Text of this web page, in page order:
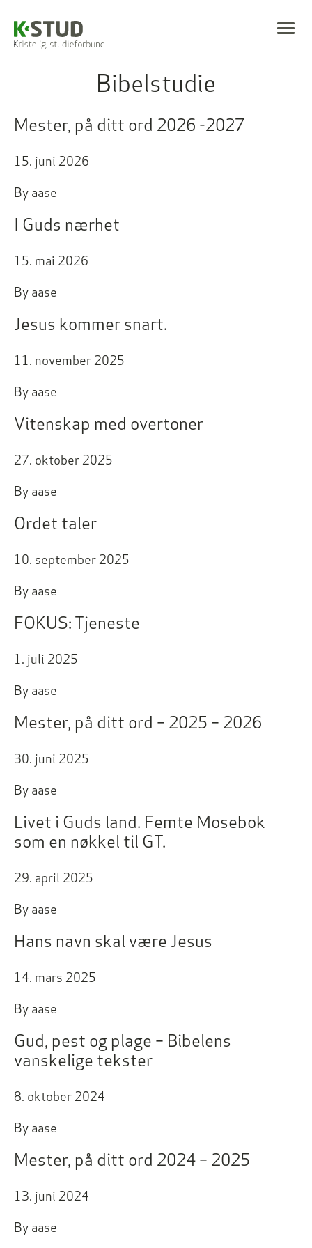
K-stud
Bibelstudie
Mester, på ditt ord 2026 -2027
15. juni 2026
By aase
I Guds nærhet
15. mai 2026
By aase
Jesus kommer snart.
11. november 2025
By aase
Vitenskap med overtoner
27. oktober 2025
By aase
Ordet taler
10. september 2025
By aase
FOKUS: Tjeneste
1. juli 2025
By aase
Mester, på ditt ord – 2025 – 2026
30. juni 2025
By aase
Livet i Guds land. Femte Mosebok
som en nøkkel til GT.
29. april 2025
By aase
Hans navn skal være Jesus
14. mars 2025
By aase
Gud, pest og plage – Bibelens
vanskelige tekster
8. oktober 2024
By aase
Mester, på ditt ord 2024 – 2025
13. juni 2024
By aase